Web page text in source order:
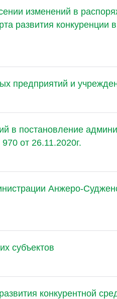
изменений в
развития конкуренции
предприятий и
в постановление
от 26.11.2020г.
Анжеро-
субъектов
конкурентной